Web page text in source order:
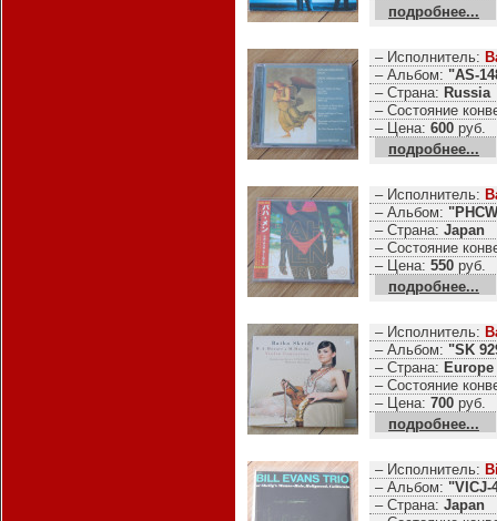
подробнее...
– Исполнитель:
– Альбом: "AS-
– Страна: Russia
– Состояние
– Цена: 600 руб.
подробнее...
– Исполнитель:
– Альбом:
– Страна: Japan
– Состояние
– Цена: 550 руб.
подробнее...
– Исполнитель:
– Альбом: "SK
– Страна: Europe
– Состояние
– Цена: 700 руб.
подробнее...
– Исполнитель:
– Альбом: "VICJ-
– Страна: Japan